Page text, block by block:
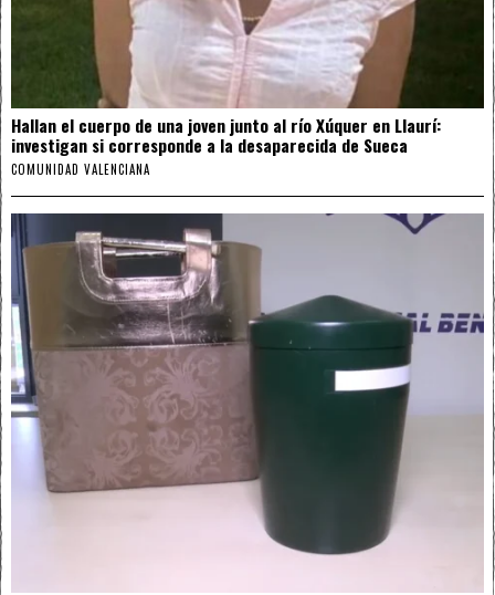
Hallan el cuerpo de una joven junto al río Xúquer en Llaurí:
investigan si corresponde a la desaparecida de Sueca
COMUNIDAD VALENCIANA